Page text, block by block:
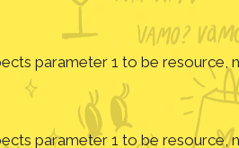
parameter 1 to be resource,
parameter 1 to be resource,